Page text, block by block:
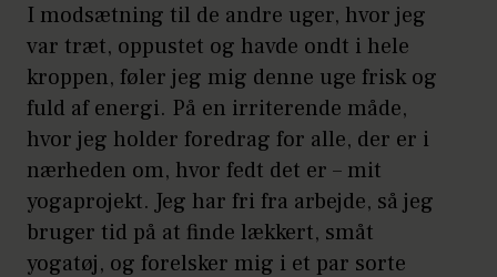
I modsætning til de andre uger, hvor jeg
var træt, oppustet og havde ondt i hele
kroppen, føler jeg mig denne uge frisk og
fuld af energi. På en irriterende måde,
hvor jeg holder foredrag for alle, der er i
nærheden om, hvor fedt det er – mit
yogaprojekt. Jeg har fri fra arbejde, så jeg
bruger tid på at finde lækkert, småt
yogatøj, og forelsker mig i et par sorte